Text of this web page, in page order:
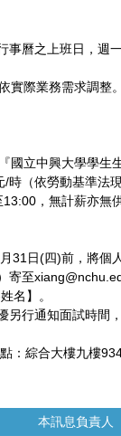
事曆之上班日，週
實際業務需求調整。
國立中興大學學生
時（依勞動基準法
，無計薪亦無供
31日(四)前，將個
寄至
名】。
另行通知面試時間
：綜合大樓九樓
本訊息負責人